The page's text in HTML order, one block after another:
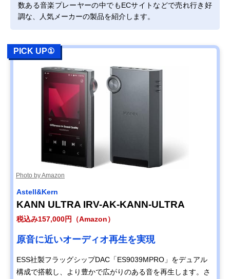
数ある音楽プレーヤーの中でもECサイトなどで売れ行き好
調な、人気メーカーの製品を紹介します。
PICK UP①
Photo by Amazon
Astell&Kern
KANN ULTRA IRV-AK-KANN-ULTRA
税込み157,000円（Amazon）
原音に近いオーディオ再生を実現
ESS社製フラッグシップDAC「ES9039MPRO」をデュアル
構成で搭載し、より豊かで広がりのある音を再生します。​さ